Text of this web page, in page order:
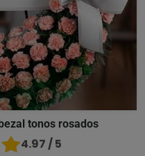
tonos rosados
4.97 / 5